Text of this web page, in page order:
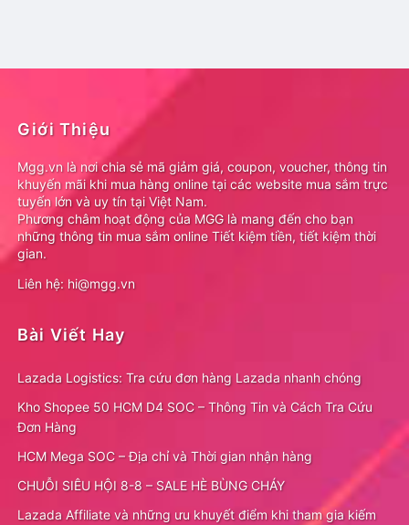
Giới Thiệu
Mgg.vn là nơi chia sẻ mã giảm giá, coupon, voucher, thông tin
khuyến mãi khi mua hàng online tại các website mua sắm trực
tuyến lớn và uy tín tại Việt Nam.
Phương châm hoạt động của MGG là mang đến cho bạn
những thông tin mua sắm online Tiết kiệm tiền, tiết kiệm thời
gian.
Liên hệ: hi@mgg.vn
Bài Viết Hay
Lazada Logistics: Tra cứu đơn hàng Lazada nhanh chóng
Kho Shopee 50 HCM D4 SOC – Thông Tin và Cách Tra Cứu
Đơn Hàng
HCM Mega SOC – Địa chỉ và Thời gian nhận hàng
CHUỖI SIÊU HỘI 8-8 – SALE HÈ BÙNG CHÁY
Lazada Affiliate và những ưu khuyết điểm khi tham gia kiếm